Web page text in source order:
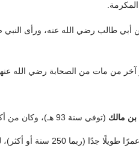
بن أبي طالب رضي الله عنه، ورأى
بن مالك